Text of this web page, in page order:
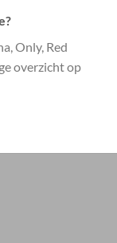
Only, Red
overzicht op